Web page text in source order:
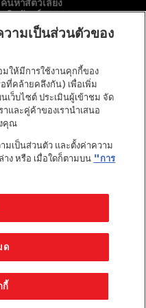
ค้นหาสัตว์เลี้ยง
ผลิตภัณฑ์
แบรนด์ของเรา
อื่นๆ
เลือกสายพันธุ์
ติดต่อเรา
Nestlé S.A.
PolicyCookies
Reserved.
ามเป็นส่วนตัวของ
ห้มีการใช้งานคุกกี้ของ
คล้ายคลึงกัน) เพื่อเพิ่ม
ว็บไซต์ ประเมินผู้เข้าชม จัด
และคู่ค้าของเรานำเสนอ
คุณ
มเป็นส่วนตัว และตั้งค่าความ
ง หรือ เมื่อใดก็ตามบน "การ
กี้
ด